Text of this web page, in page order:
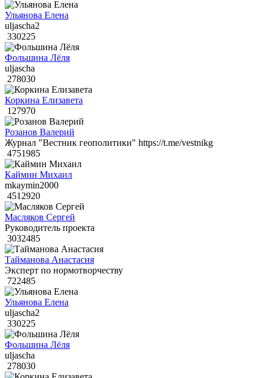
Ульянова Елена
uljascha2
330225
Фольшина Лёля
uljascha
278030
Коркина Елизавета
127970
Розанов Валерий
Журнал "Вестник геополитики" https://t.me/vestnikg
4751985
Каймин Михаил
mkaymin2000
4512920
Масляков Сергей
Руководитель проекта
3032485
Тайманова Анастасия
Эксперт по нормотворчеству
722485
Ульянова Елена
uljascha2
330225
Фольшина Лёля
uljascha
278030